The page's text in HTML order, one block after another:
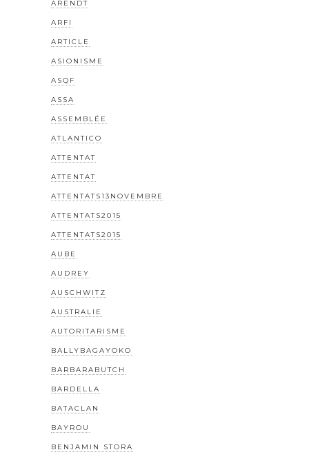
ARENDT
ARFI
ARTICLE
ASIONISME
ASQF
ASSA
ASSEMBLÉE
ATLANTICO
ATTENTAT
ATTENTAT
ATTENTATS13NOVEMBRE
ATTENTATS2015
ATTENTATS2015
AUBE
AUDREY
AUSCHWITZ
AUSTRALIE
AUTORITARISME
BALLYBAGAYOKO
BARBARABUTCH
BARDELLA
BATACLAN
BAYROU
BENJAMIN STORA